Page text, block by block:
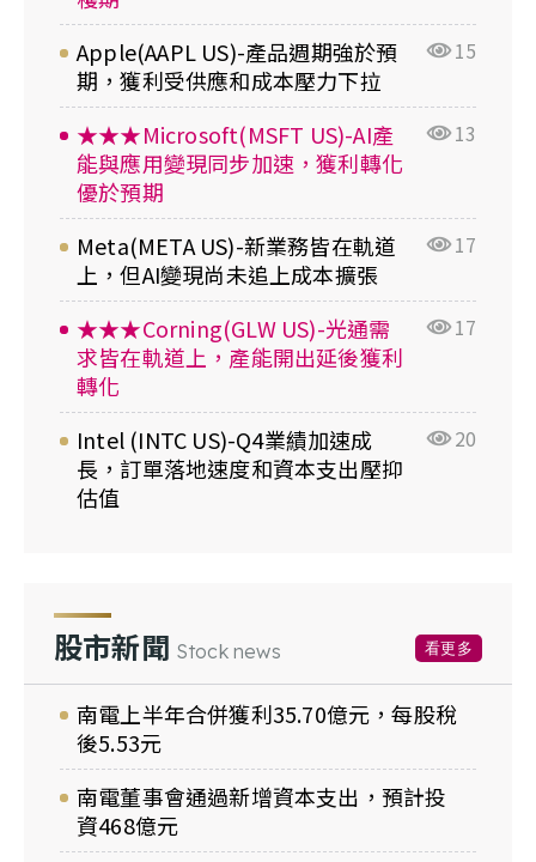
Apple(AAPL US)-產品週期強於預
期，獲利受供應和成本壓力下拉
15
★★★Microsoft(MSFT US)-AI產
能與應用變現同步加速，獲利轉化
優於預期
13
Meta(META US)-新業務皆在軌道
上，但AI變現尚未追上成本擴張
17
★★★Corning(GLW US)-光通需
求皆在軌道上，產能開出延後獲利
轉化
17
Intel (INTC US)-Q4業績加速成
長，訂單落地速度和資本支出壓抑
估值
20
股市新聞 Stock news 看更多
南電上半年合併獲利35.70億元，每股稅
後5.53元
南電董事會通過新增資本支出，預計投
資468億元